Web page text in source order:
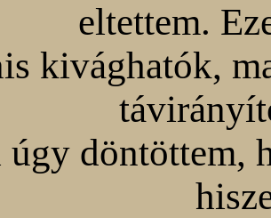
eltettem.
kivághatók,
döntöttem,